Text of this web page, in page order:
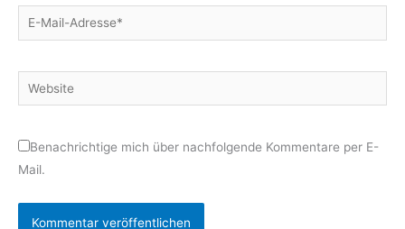
E-
Mail-
Website
Benachrichtige mich über nachfolgende Kommentare per E-
Mail.